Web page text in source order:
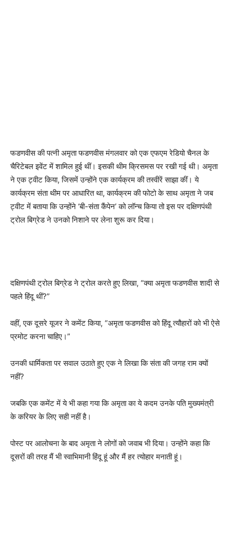
फडणवीस की पत्नी अमृता फडणवीस मंगलवार को एक एफएम रेडियो चैनल के
चैरिटेबल इवेंट में शामिल हुई थीं। इसकी थीम क्रिसमस पर रखी गई थी। अमृता
ने एक ट्वीट किया, जिसमें उन्होंने एक कार्यक्रम की तस्वीरें साझा कीं। ये
कार्यक्रम संता थीम पर आधारित था, कार्यक्रम की फोटो के साथ अमृता ने जब
ट्वीट में बताया कि उन्होंने ‘बी-संता कैंपेन’ को लॉन्च किया तो इस पर दक्षिणपंथी
ट्रोल बिग्रेड ने उनको निशाने पर लेना शुरू कर दिया।
दक्षिणपंथी ट्रोल बिग्रेड ने ट्रोल करते हुए लिखा, “क्या अमृता फडणवीस शादी से
पहले हिंदू थीं?”
वहीं, एक दूसरे यूजर ने कमेंट किया, “अमृता फडणवीस को हिंदू त्यौहारों को भी ऐसे
प्रमोट करना चाहिए।”
उनकी धार्मिकता पर सवाल उठाते हुए एक ने लिखा कि संता की जगह राम क्यों
नहीं?
जबकि एक कमेंट में ये भी कहा गया कि अमृता का ये कदम उनके पति मुख्यमंत्री
के करियर के लिए सही नहीं है।
पोस्ट पर आलोचना के बाद अमृता ने लोगों को जवाब भी दिया। उन्होंने कहा कि
दूसरों की तरह मैं भी स्वाभिमानी हिंदू हूं और मैं हर त्योहार मनाती हूं।